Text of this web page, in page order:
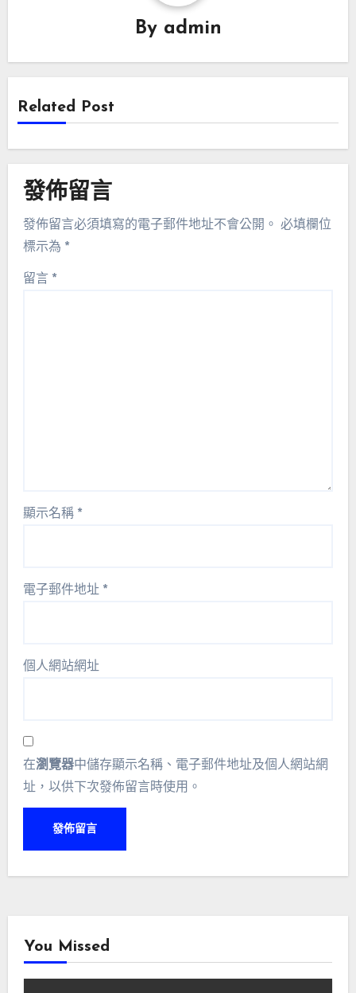
By admin
Related Post
發佈留言
發佈留言必須填寫的電子郵件地址不會公開。 必填欄位
標示為 *
留言 *
顯示名稱 *
電子郵件地址 *
個人網站網址
在瀏覽器中儲存顯示名稱、電子郵件地址及個人網站網
址，以供下次發佈留言時使用。
You Missed